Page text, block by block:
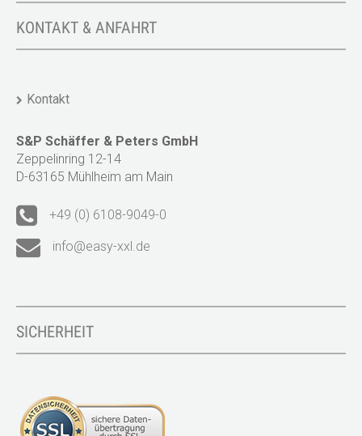
KONTAKT & ANFAHRT
Kontakt
S&P Schäffer & Peters GmbH
Zeppelinring 12-14
D-63165 Mühlheim am Main
+49 (0) 6108-9049-0
info@easy-xxl.de
SICHERHEIT